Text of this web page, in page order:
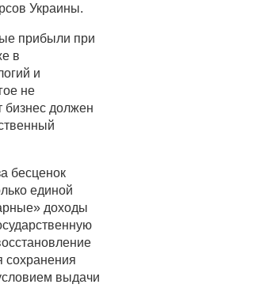
Украины.
прибыли при
в
и
не
бизнес должен
бесценок
единой
доходы
сохранения
выдачи